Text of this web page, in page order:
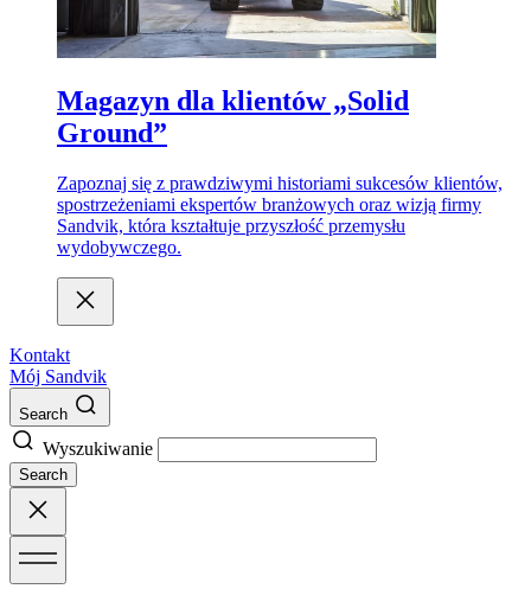
Magazyn dla klientów „Solid
Ground”
Zapoznaj się z prawdziwymi historiami sukcesów klientów,
spostrzeżeniami ekspertów branżowych oraz wizją firmy
Sandvik, która kształtuje przyszłość przemysłu
wydobywczego.
Kontakt
Mój Sandvik
Search
Wyszukiwanie
Search